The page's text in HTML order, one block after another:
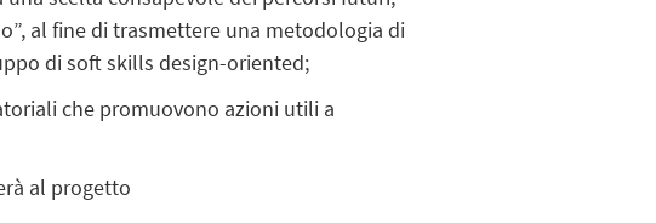
al fine di trasmettere una metodologia di
di soft skills design-oriented;
che promuovono azioni utili a
al progetto